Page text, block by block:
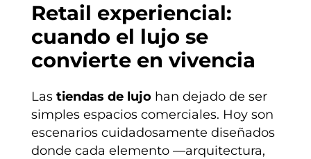
Retail experiencial:
cuando el lujo se
convierte en vivencia
Las tiendas de lujohan dejado de ser
simples espacios comerciales. Hoy son
escenarios cuidadosamente diseñados
donde cada elemento —arquitectura,